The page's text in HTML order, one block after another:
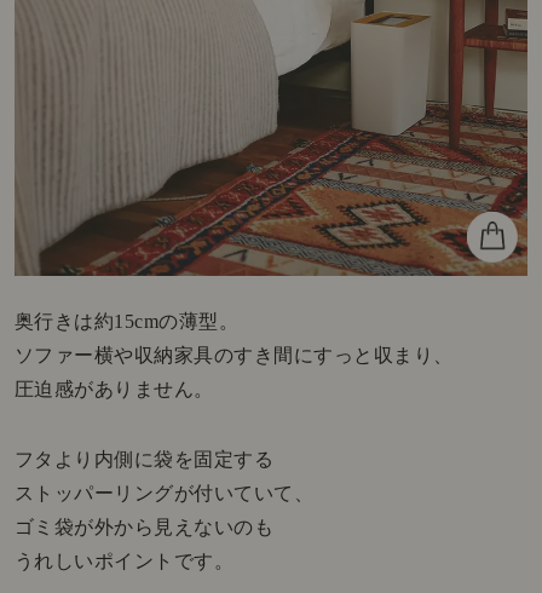
奥行きは約15cmの薄型。
ソファー横や収納家具のすき間にすっと収まり、
圧迫感がありません。
フタより内側に袋を固定する
ストッパーリングが付いていて、
ゴミ袋が外から見えないのも
うれしいポイントです。